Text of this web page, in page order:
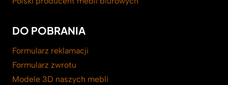
DO POBRANIA
Formularz reklamacji
Formularz zwrotu
Modele 3D naszych mebli